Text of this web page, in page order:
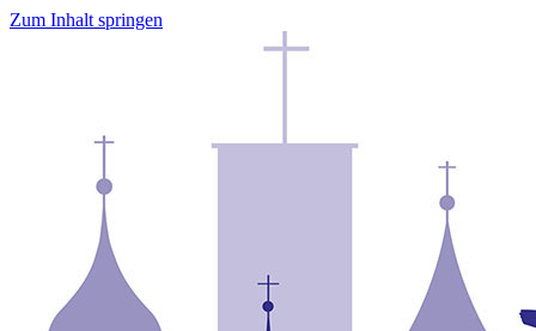
Zum Inhalt springen